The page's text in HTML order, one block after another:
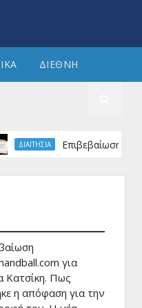
ΔΙΕΘΝΗ
Επιβεβαίωση
για
Κατσίκη. Πως
η απόφαση για την